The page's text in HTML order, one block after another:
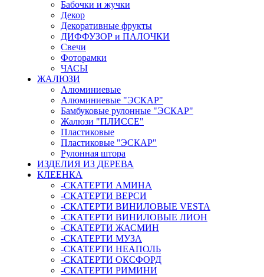
Бабочки и жучки
Декор
Декоративные фрукты
ДИФФУЗОР и ПАЛОЧКИ
Свечи
Фоторамки
ЧАСЫ
ЖАЛЮЗИ
Алюминиевые
Алюминиевые "ЭСКАР"
Бамбуковые рулонные "ЭСКАР"
Жалюзи "ПЛИССЕ"
Пластиковые
Пластиковые "ЭСКАР"
Рулонная штора
ИЗДЕЛИЯ ИЗ ДЕРЕВА
КЛЕЕНКА
-СКАТЕРТИ АМИНА
-СКАТЕРТИ ВЕРСИ
-СКАТЕРТИ ВИНИЛОВЫЕ VESTA
-СКАТЕРТИ ВИНИЛОВЫЕ ЛИОН
-СКАТЕРТИ ЖАСМИН
-СКАТЕРТИ МУЗА
-СКАТЕРТИ НЕАПОЛЬ
-СКАТЕРТИ ОКСФОРД
-СКАТЕРТИ РИМИНИ